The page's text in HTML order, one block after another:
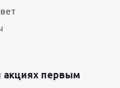
акциях первым